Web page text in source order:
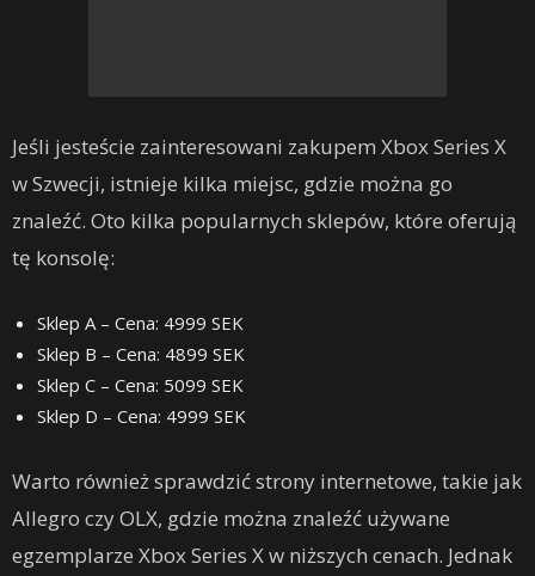
Jeśli jesteście zainteresowani zakupem Xbox Series X
w Szwecji, istnieje kilka miejsc, gdzie można go
znaleźć. Oto kilka popularnych sklepów, które oferują
tę konsolę:
Sklep A – Cena: 4999 SEK
Sklep B – Cena: 4899 SEK
Sklep C – Cena: 5099 SEK
Sklep D – Cena: 4999 SEK
Warto również sprawdzić strony internetowe, takie jak
Allegro czy OLX, gdzie można znaleźć używane
egzemplarze Xbox Series X w niższych cenach. Jednak